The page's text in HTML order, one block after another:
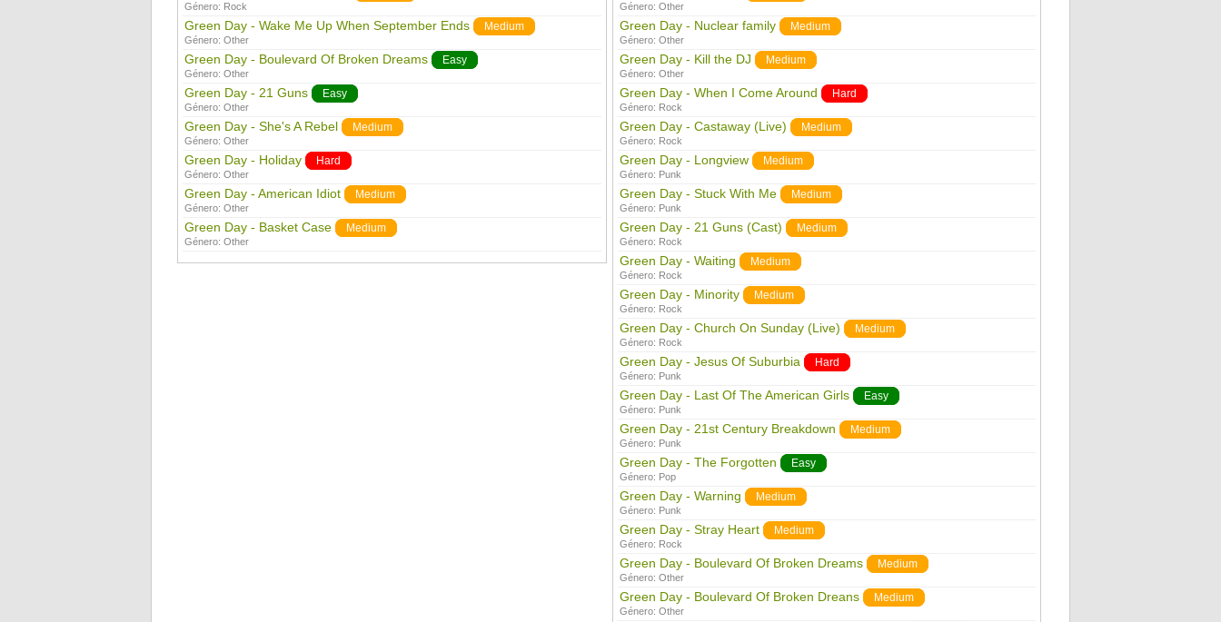
Género: Rock
Green Day - Wake Me Up When September Ends Medium
Género: Other
Green Day - Boulevard Of Broken Dreams Easy
Género: Other
Green Day - 21 Guns Easy
Género: Other
Green Day - She's A Rebel Medium
Género: Other
Green Day - Holiday Hard
Género: Other
Green Day - American Idiot Medium
Género: Other
Green Day - Basket Case Medium
Género: Other
Género: Other
Green Day - Nuclear family Medium
Género: Other
Green Day - Kill the DJ Medium
Género: Other
Green Day - When I Come Around Hard
Género: Rock
Green Day - Castaway (Live) Medium
Género: Rock
Green Day - Longview Medium
Género: Punk
Green Day - Stuck With Me Medium
Género: Punk
Green Day - 21 Guns (Cast) Medium
Género: Rock
Green Day - Waiting Medium
Género: Rock
Green Day - Minority Medium
Género: Rock
Green Day - Church On Sunday (Live) Medium
Género: Rock
Green Day - Jesus Of Suburbia Hard
Género: Punk
Green Day - Last Of The American Girls Easy
Género: Punk
Green Day - 21st Century Breakdown Medium
Género: Punk
Green Day - The Forgotten Easy
Género: Pop
Green Day - Warning Medium
Género: Punk
Green Day - Stray Heart Medium
Género: Rock
Green Day - Boulevard Of Broken Dreams Medium
Género: Other
Green Day - Boulevard Of Broken Dreans Medium
Género: Other